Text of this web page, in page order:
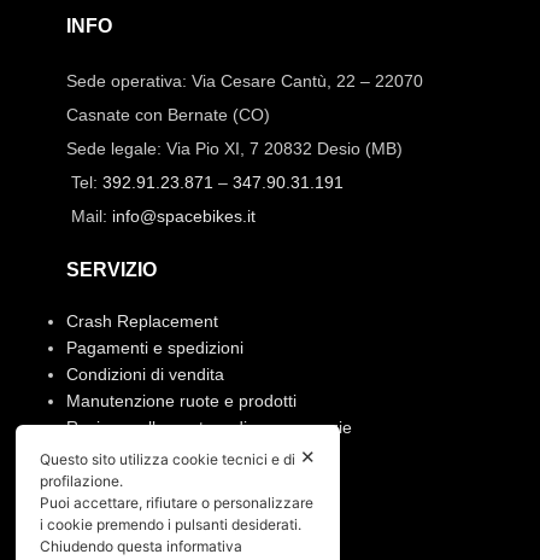
INFO
Sede operativa: Via Cesare Cantù, 22 – 22070
Casnate con Bernate (CO)
Sede legale: Via Pio XI, 7 20832 Desio (MB)
Tel: 392.91.23.871 – 347.90.31.191
Mail: info@spacebikes.it
SERVIZIO
Crash Replacement
Pagamenti e spedizioni
Condizioni di vendita
Manutenzione ruote e prodotti
Resi, annullamento ordine e garanzie
PRIVACY
Privacy policy
Cookies policy
✕
Questo sito utilizza cookie tecnici e di
profilazione.
Puoi accettare, rifiutare o personalizzare
i cookie premendo i pulsanti desiderati.
Chiudendo questa informativa